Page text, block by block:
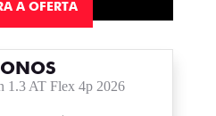
A OFERTA
1.3 AT Flex 4p 2026